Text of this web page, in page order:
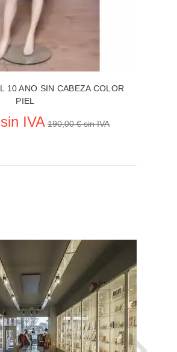
10 ANO SIN CABEZA COLOR
PIEL
IVA 190,00 € sin IVA
MANIQUIES